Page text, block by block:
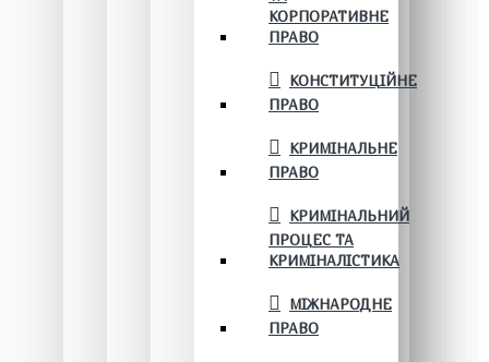
КОРПОРАТИВНЕ
ПРАВО
КОНСТИТУЦІЙНЕ
ПРАВО
КРИМІНАЛЬНЕ
ПРАВО
КРИМІНАЛЬНИЙ
ПРОЦЕС ТА
КРИМІНАЛІСТИКА
МІЖНАРОДНЕ
ПРАВО